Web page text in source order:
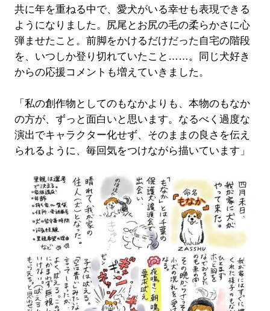
共に年を重ねる中で、愛犬がいる幸せも表現できる
ようになりました。尻尾とお尻の毛の柔らかさに心
弾ませたこと。前脚をかけるだけだった自宅の階段
を、いつしか登り切れていたこと……。同じ犬好き
からの応援コメントも増えていきました。
「私の創作物としてのもなかよりも、本物のもなか
の方が、ずっと面白いと思います。なるべく過度な
演出でキャラクター化せず、そのままの良さを伝え
られるように、毎回気をつけながら描いています」